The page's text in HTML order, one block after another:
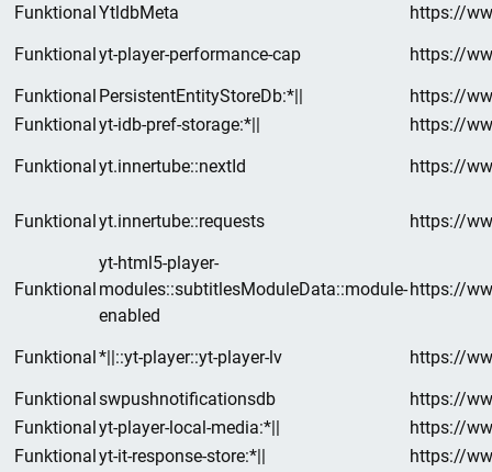
FunktionalYtldbMeta
https://
Funktionalyt-player-performance-cap
https://
Funktional PersistentEntityStoreDb:*||
https://
Funktionalyt-idb-pref-storage:*||
https://
Funktionalyt.innertube::nextId https://
Funktionalyt.innertube::requests https://
Funktional
yt-html5-player-
modules::subtitlesModuleData::module-
enabled
https://
Funktional*||::yt-player::yt-player-lv
https://
Funktionalswpushnotificationsdb
https://
Funktionalyt-player-local-media:*||
https://
Funktionalyt-it-response-store:*||
https://